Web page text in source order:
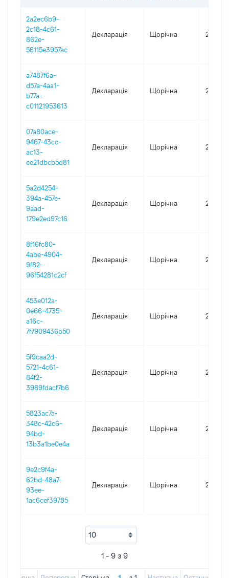
2a2ec6b9-
2c18-4c61-
862e-
56115e3957ac
Декларація Щорічна 2025
a7487f6a-
d57a-4aa1-
b77a-
c01121953613
Декларація Щорічна 2024
07a80ace-
9467-43cc-
ac13-
ee21dbcb5d81
Декларація Щорічна 2023
5a2d4254-
394a-457e-
9aad-
179e2ed97c16
Декларація Щорічна 2022
8f16fc80-
4abe-4904-
9f82-
96f54281c2cf
Декларація Щорічна 2021
453e012a-
0e66-4735-
a16c-
7f7909436b50
Декларація Щорічна 2020
5f9caa2d-
5721-4c61-
84f2-
3989fdacf7b6
Декларація Щорічна 2018
5823ac7a-
348c-42c6-
94bd-
13b3a1be0e4a
Декларація Щорічна 2017
9e2c9f4a-
62bd-48a7-
93ee-
1ac6cef39785
Декларація Щорічна 2016
1 - 9 з 9